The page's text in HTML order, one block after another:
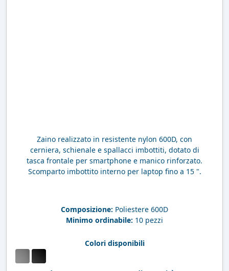
Zaino realizzato in resistente nylon 600D, con
cerniera, schienale e spallacci imbottiti, dotato di
tasca frontale per smartphone e manico rinforzato.
Scomparto imbottito interno per laptop fino a 15 ".
Composizione: Poliestere 600D
Minimo ordinabile: 10 pezzi
Colori disponibili